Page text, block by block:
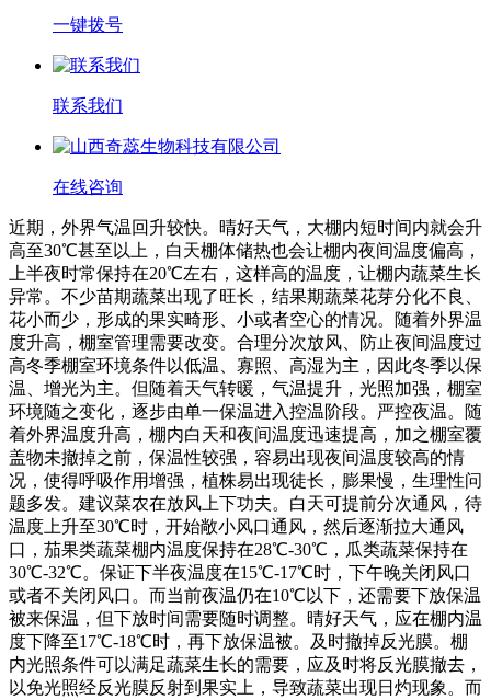
一键拨号
联系我们
在线咨询
近期，外界气温回升较快。晴好天气，大棚内短时间内就会升
高至30℃甚至以上，白天棚体储热也会让棚内夜间温度偏高，
上半夜时常保持在20℃左右，这样高的温度，让棚内蔬菜生长
异常。不少苗期蔬菜出现了旺长，结果期蔬菜花芽分化不良、
花小而少，形成的果实畸形、小或者空心的情况。随着外界温
度升高，棚室管理需要改变。合理分次放风、防止夜间温度过
高冬季棚室环境条件以低温、寡照、高湿为主，因此冬季以保
温、增光为主。但随着天气转暖，气温提升，光照加强，棚室
环境随之变化，逐步由单一保温进入控温阶段。严控夜温。随
着外界温度升高，棚内白天和夜间温度迅速提高，加之棚室覆
盖物未撤掉之前，保温性较强，容易出现夜间温度较高的情
况，使得呼吸作用增强，植株易出现徒长，膨果慢，生理性问
题多发。建议菜农在放风上下功夫。白天可提前分次通风，待
温度上升至30℃时，开始敞小风口通风，然后逐渐拉大通风
口，茄果类蔬菜棚内温度保持在28℃-30℃，瓜类蔬菜保持在
30℃-32℃。保证下半夜温度在15℃-17℃时，下午晚关闭风口
或者不关闭风口。而当前夜温仍在10℃以下，还需要下放保温
被来保温，但下放时间需要随时调整。晴好天气，应在棚内温
度下降至17℃-18℃时，再下放保温被。及时撤掉反光膜。棚
内光照条件可以满足蔬菜生长的需要，应及时将反光膜撤去，
以免光照经反光膜反射到果实上，导致蔬菜出现日灼现象。而